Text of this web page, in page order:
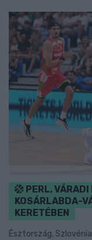
PERL,
KOSÁRLABDA-
KERETÉBEN
Észtország,